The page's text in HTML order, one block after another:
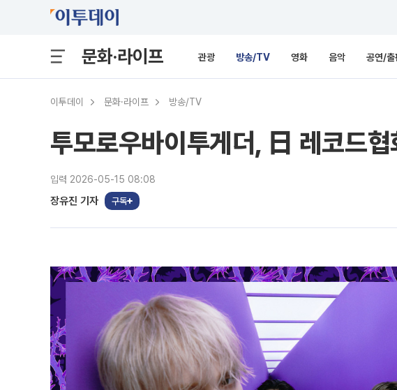
문화·라이프 관광 방송/TV 영화 음악 공연/출
이투데이 문화·라이프 방송/TV
투모로우바이투게더, 日 레코드
입력 2026-05-15 08:08
장유진 기자 구독